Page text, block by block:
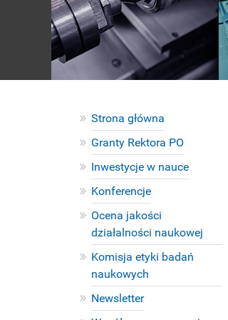
Strona główna
Granty Rektora PO
Inwestycje w nauce
Konferencje
Ocena jakości
działalności naukowej
Komisja etyki badań
naukowych
Newsletter